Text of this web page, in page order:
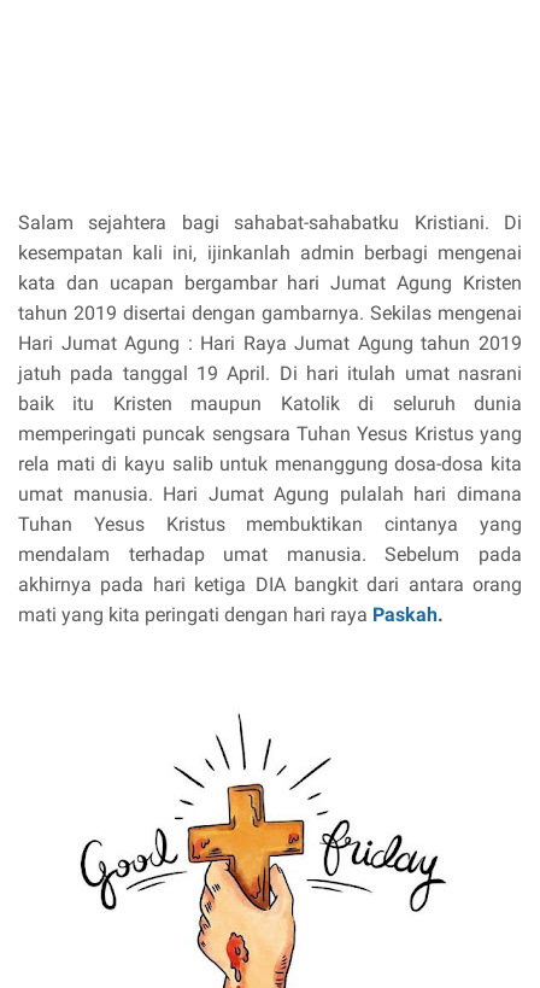
Salam sejahtera bagi sahabat-sahabatku Kristiani. Di
kesempatan kali ini, ijinkanlah admin berbagi mengenai
kata dan ucapan bergambar hari Jumat Agung Kristen
tahun 2019 disertai dengan gambarnya. Sekilas mengenai
Hari Jumat Agung : Hari Raya Jumat Agung tahun 2019
jatuh pada tanggal 19 April. Di hari itulah umat nasrani
baik itu Kristen maupun Katolik di seluruh dunia
memperingati puncak sengsara Tuhan Yesus Kristus yang
rela mati di kayu salib untuk menanggung dosa-dosa kita
umat manusia. Hari Jumat Agung pulalah hari dimana
Tuhan Yesus Kristus membuktikan cintanya yang
mendalam terhadap umat manusia. Sebelum pada
akhirnya pada hari ketiga DIA bangkit dari antara orang
mati yang kita peringati dengan hari raya Paskah.